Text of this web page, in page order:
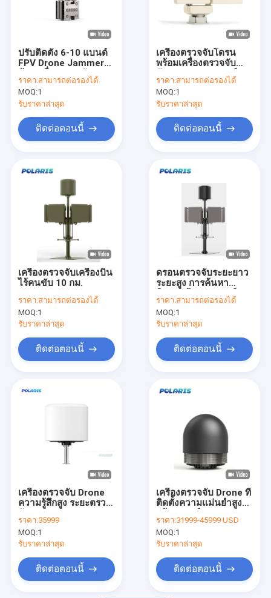
สินค้า
เกี่ยวกับเรา
การควบคุมคุณภาพ
ข่าว
เครื่องตรวจจับ Drone ที่ติดตั้ง
เครื่องตรวจจับ Drone FPV
DJI AeroScope เครื่องตรวจจับเครื่องบินไร้คนขับ
DJI ตรวจจับเครื่องบินไร้คนขับ
ปรับติดตั้ง 6-10 แบนด์
FPV Drone Jammer
ด้วยเครื่องตรวจจับและ
เครื่องเตือน Drone
ราคา:สามารถต่อรองได้
MOQ:1
รับราคาล่าสุด
ติดต่อตอนนี้
เครื่องตรวจจับโดรน
พร้อมเครื่องตรวจจับ
สับสนหลายเซนเซอร์
ราคา:สามารถต่อรองได้
MOQ:1
รับราคาล่าสุด
ติดต่อตอนนี้
เครื่องตรวจจับเครื่องบิน
ไร้คนขับ 10 กม.
ราคา:สามารถต่อรองได้
MOQ:1
รับราคาล่าสุด
ติดต่อตอนนี้
ดรอนตรวจจับระยะยาว
ระยะสูง การค้นหา
ทิศทางด้วย 6 แบนด์
ราคา:สามารถต่อรองได้
MOQ:1
รับราคาล่าสุด
ติดต่อตอนนี้
เครื่องตรวจจับ Drone
ความรู้สึกสูง ระยะตรวจ
ราคา:35999
MOQ:1
รับราคาล่าสุด
ติดต่อตอนนี้
เครื่องตรวจจับ Drone ที่
ติดตั้งความแม่นยําสูง
เครื่องตรวจจับ UAV
IP66 การป้องกัน
ราคา:31999-45999 USD
MOQ:1
รับราคาล่าสุด
ติดต่อตอนนี้